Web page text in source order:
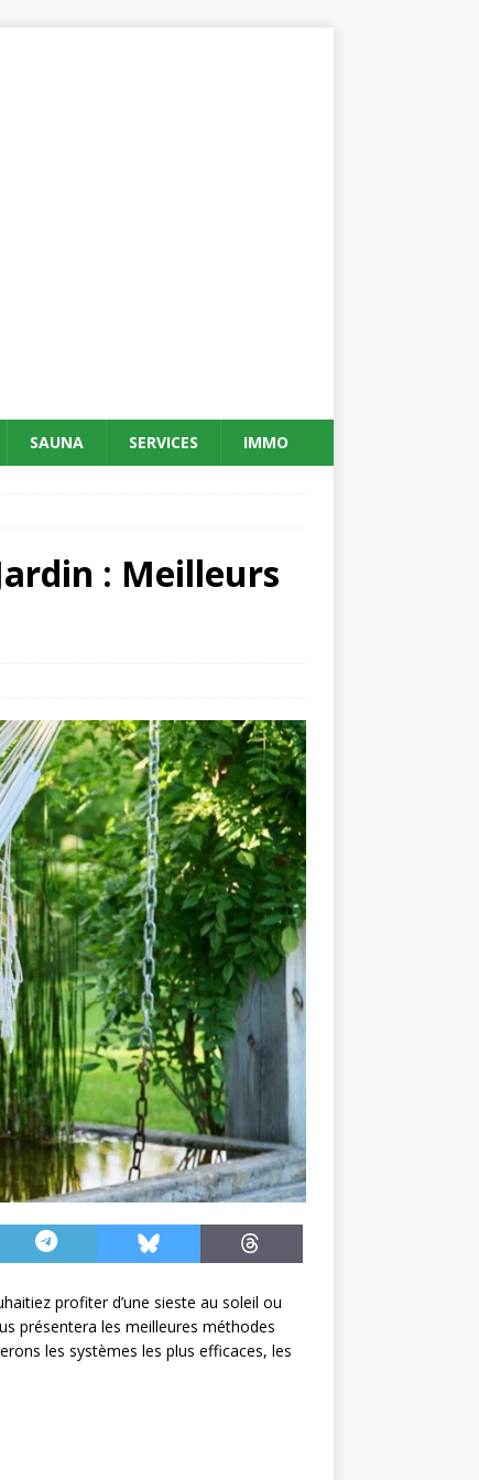
SAUNA SERVICES IMMO
: Meilleurs
profiter d’une sieste au soleil ou
présentera les meilleures méthodes
les systèmes les plus efficaces, les